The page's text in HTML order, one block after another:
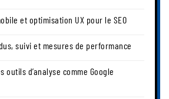
et optimisation UX pour le SEO
suivi et mesures de performance
outils d’analyse comme Google